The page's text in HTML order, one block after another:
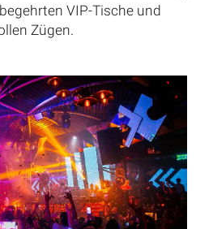
VIP-Tische und
Zügen.